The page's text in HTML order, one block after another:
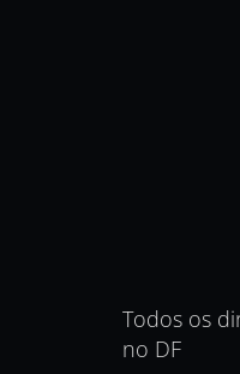
Todos os
no DF